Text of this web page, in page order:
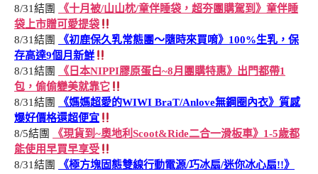
8/31結團
《十月被/山山枕/童伴睡袋，超夯團購駕到》童伴睡
袋上市贈可愛提袋
8/31結團
《初鹿保久乳常態團～隨時來買唷》100%生乳，保
存高達9個月新鮮
8/31結團
《日本NIPPI膠原蛋白~8月團購特惠》出門都帶1
包，偷偷變美就靠它
8/31結團
《媽媽超愛的WIWI BraT/Anlove無鋼圈內衣》質感
爆好價格還超便宜
8/5結團
《現貨到~奧地利Scoot&Ride二合一滑板車》1-5歲都
能使用早買早享受
8/31結團
《極方塊固態雙線行動電源/巧冰扇/迷你冰心扇!!》